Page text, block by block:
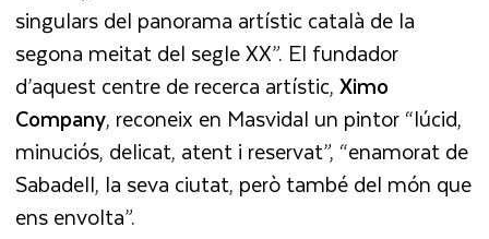
singulars del panorama artístic català de la
segona meitat del segle XX”. El fundador
d’aquest centre de recerca artístic,Ximo
Company, reconeix en Masvidal un pintor “lúcid,
minuciós, delicat, atent i reservat”, “enamorat de
Sabadell, la seva ciutat, però també del món que
ens envolta”.